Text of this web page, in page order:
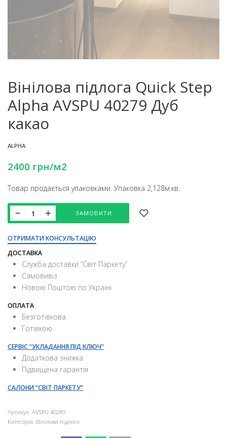
Вінілова підлога Quick Step
Alpha AVSPU 40279 Дуб
какао
ALPHA
2400 грн/м2
Товар продається упаковками. Упаковка 2,128м.кв.
ЗАМОВИТИ
ОТРИМАТИ КОНСУЛЬТАЦІЮ
ДОСТАВКА
Служба доставки “Свiт Паркету”
Самовивіз
Новою Поштою по Україні
ОПЛАТА
Безготівкова
Готівкою
СЕРВІС “УКЛАДАННЯ ПІД КЛЮЧ”
Додаткова знижка
Підвищена гарантія
САЛОНИ “СВІТ ПАРКЕТУ”
Артикул: AVSPU 40289
Категорія: Вінілова підлога